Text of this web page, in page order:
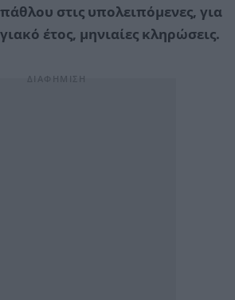
στις υπολειπόμενες, για
έτος, μηνιαίες κληρώσεις.